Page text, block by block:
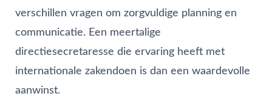
verschillen vragen om zorgvuldige planning en
communicatie. Een meertalige
directiesecretaresse die ervaring heeft met
internationale zakendoen is dan een waardevolle
aanwinst.